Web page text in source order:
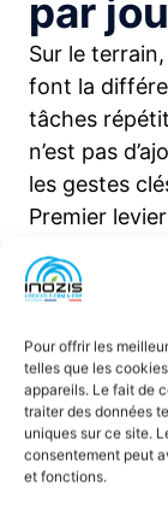
Pour offrir les
telles que les
appareils. Le fait de
traiter des données
uniques sur ce site.
consentement peut
et fonctions.
par
Sur le
font la
tâches
n’est pas
les gestes
Premier
des photos
planning
Deuxième
Les rappels
ton ajusté. La
c’est là que